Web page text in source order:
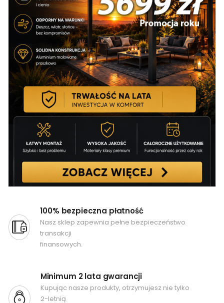
100% bezpieczna płatność
Nasz sklep zapewnia pełne bezpieczeństwo
transakcji
finansowych.
Minimum 2 lata gwarancji
Kupując nasze produkty, otrzymujesz nie tylko
2-letnią